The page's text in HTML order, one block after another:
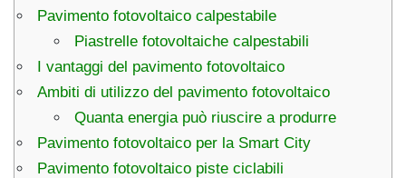
Pavimento fotovoltaico calpestabile
Piastrelle fotovoltaiche calpestabili
I vantaggi del pavimento fotovoltaico
Ambiti di utilizzo del pavimento fotovoltaico
Quanta energia può riuscire a produrre
Pavimento fotovoltaico per la Smart City
Pavimento fotovoltaico piste ciclabili